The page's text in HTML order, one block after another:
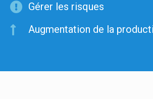
Gérer les risques
Augmentation de la